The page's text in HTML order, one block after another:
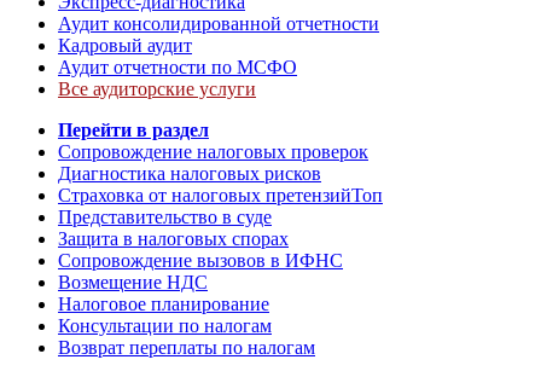
Аудит консолидированной отчетности
Кадровый аудит
Аудит отчетности по МСФО
Все аудиторские услуги
Перейти в раздел
Сопровождение налоговых проверок
Диагностика налоговых рисков
Страховка от налоговых претензийТоп
Представительство в суде
Защита в налоговых спорах
Сопровождение вызовов в ИФНС
Возмещение НДС
Налоговое планирование
Консультации по налогам
Возврат переплаты по налогам